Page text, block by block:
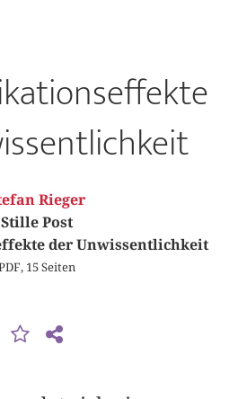
Rieger
Stille Post
der Unwissentlichkeit
15 Seiten